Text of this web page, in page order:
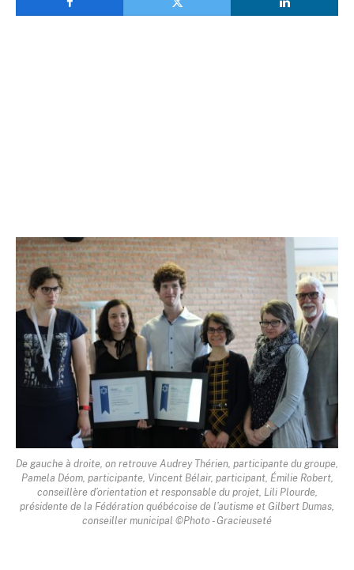
De gauche à droite, on retrouve Audrey Thérien, participante du groupe,
Pamela Déom, participante, Vincent Bélair, participant, Émilie Robert,
conseillère d’orientation et responsable du projet, Lili Plourde,
présidente de la Fédération québécoise de l’autisme et Gilbert Dumas,
conseiller municipal ©Photo - Gracieuseté